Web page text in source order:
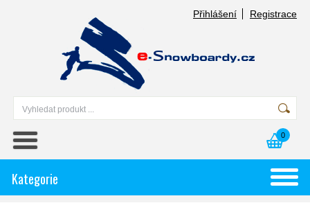
Přihlášení Registrace
0
Kategorie